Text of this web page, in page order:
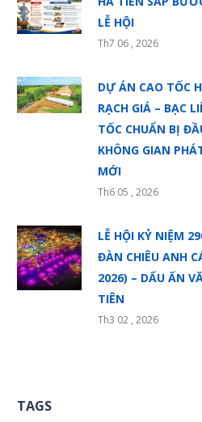
LỄ HỘI
Th7 06 , 2026
DỰ ÁN CAO TỐC
RẠCH GIÁ – BẠC
TỐC CHUẨN BỊ
KHÔNG GIAN
MỚI
Th6 05 , 2026
LỄ HỘI KỶ NIỆM
ĐÀN CHIÊU ANH
2026) – DẤU ẤN
TIÊN
Th3 02 , 2026
TAGS